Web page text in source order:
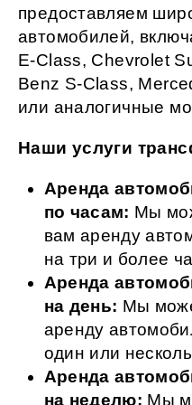
предоставляем
автомобилей,
E-Class, Chevrolet
Benz S-Class,
или аналогичные
Наши услуги
Аренда
по часам: Мы
вам аренду
на три и более
Аренда
на день: Мы
аренду
один или
Аренда
на неделю: Мы